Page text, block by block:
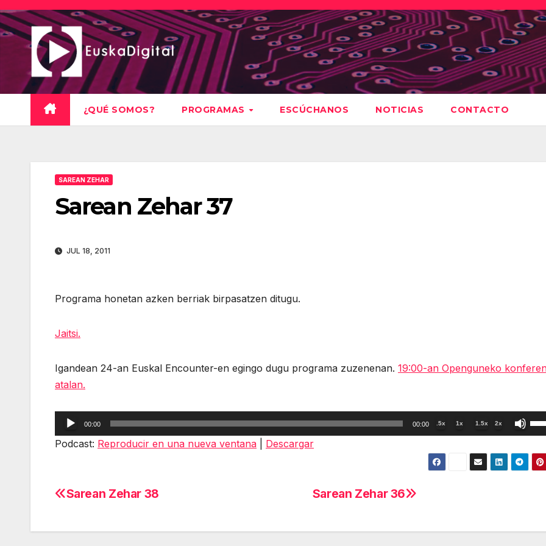
Saltar
al
contenido
¿QUÉ SOMOS? PROGRAMAS ESCÚCHANOS NOTICIAS CONTACTO
SAREAN ZEHAR
Sarean Zehar 37
JUL 18, 2011
Programa honetan azken berriak birpasatzen ditugu.
Jaitsi.
Igandean 24-an Euskal Encounter-en egingo dugu programa zuzenenan. 19:00-an Openguneko
atalan.
Reproductor
de
00:00 00:00 .5x 1x 1.5x 2x
las
de
Podcast: Reproducir en una nueva ventana Descargar
Navegación
Sarean Zehar 36
Sarean Zehar 38